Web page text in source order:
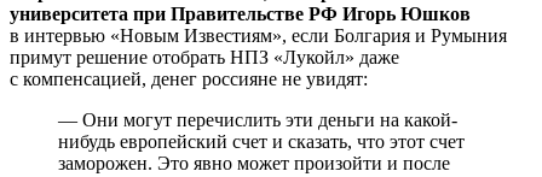
университета при Правительстве РФ Игорь Юшков
в интервью «Новым Известиям», если Болгария и Румыния
примут решение отобрать НПЗ «Лукойл» даже
с компенсацией, денег россияне не увидят:
— Они могут перечислить эти деньги на какой-
нибудь европейский счет и сказать, что этот счет
заморожен. Это явно может произойти и после